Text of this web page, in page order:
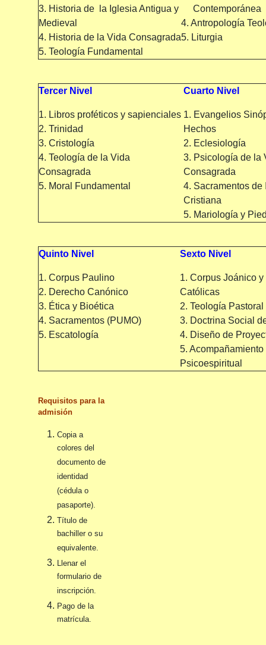
3. Historia de la Iglesia Antigua y
Medieval
4. Historia de la Vida Consagrada
5. Teología Fundamental
Contemporánea
4. Antropología
5. Liturgia
Tercer Nivel Cuarto Nivel
1. Libros proféticos y sapienciales
2. Trinidad
3. Cristología
4. Teología de la Vida
Consagrada
5. Moral Fundamental
1. Evangelios
Hechos
2. Eclesiología
3. Psicología de la
Consagrada
4. Sacramentos de
Cristiana
5. Mariología y
Quinto Nivel Sexto Nivel
1. Corpus Paulino
2. Derecho Canónico
3. Ética y Bioética
4. Sacramentos (PUMO)
5. Escatología
1. Corpus Joánico y
Católicas
2. Teología Pastoral
3. Doctrina Social
4. Diseño de
5. Acompañamiento
Psicoespiritual
Requisitos para la
admisión
Copia a
colores del
documento de
identidad
(cédula o
pasaporte).
Título de
bachiller o su
equivalente.
Llenar el
formulario de
inscripción.
Pago de la
matrícula.